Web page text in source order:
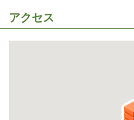
アクセス